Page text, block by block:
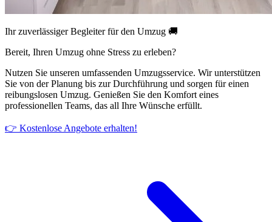
Ihr zuverlässiger Begleiter für den Umzug 🚚
Bereit, Ihren Umzug ohne Stress zu erleben?
Nutzen Sie unseren umfassenden Umzugsservice. Wir unterstützen
Sie von der Planung bis zur Durchführung und sorgen für einen
reibungslosen Umzug. Genießen Sie den Komfort eines
professionellen Teams, das all Ihre Wünsche erfüllt.
👉 Kostenlose Angebote erhalten!